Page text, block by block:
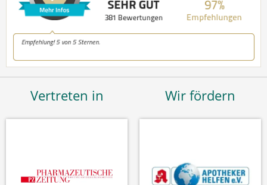
Vertreten in Wir fördern